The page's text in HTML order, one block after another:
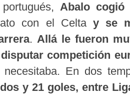
Abalo cogió
con el Celta y se
. Allá le fueron
competición
necesitaba. En dos
y 21 goles, entre